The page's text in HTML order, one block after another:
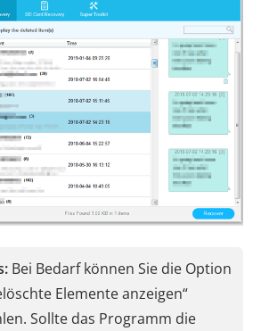
Bei Bedarf können Sie die Option
Elemente anzeigen“
Sollte das Programm die